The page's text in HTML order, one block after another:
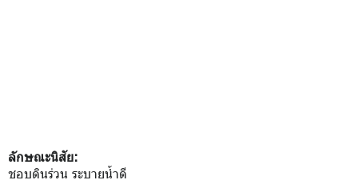
ลักษณะนิสัย:
ชอบดินร่วน ระบายน้ำดี